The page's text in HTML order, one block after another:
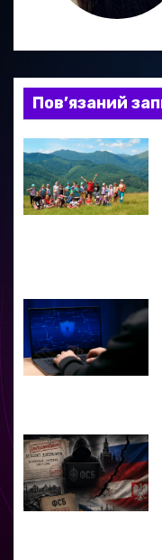
я
з
а
п
и
в
Пов’язаний